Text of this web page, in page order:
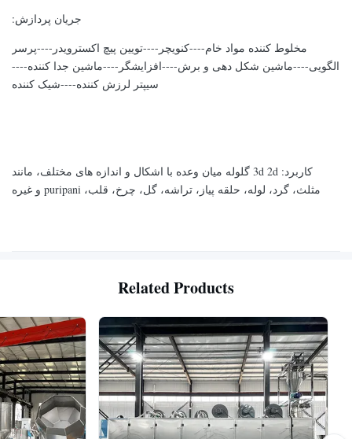
جریان پردازش:
مخلوط کننده مواد خام----کنویچر----تویین پیچ اکسترویدر----پرسر
الگویی----ماشین شکل دهی و برش----افزایشگر----ماشین جدا کننده----
سیپتر لرزش کننده----شیک کننده
کاربرد: 3d 2d گلوله میان وعده با اشکال و اندازه های مختلف، مانند
مثلث، گرد، لوله، حلقه پیاز، تراشه، گل، چرخ، قلب، puripani و غیره
Related Products